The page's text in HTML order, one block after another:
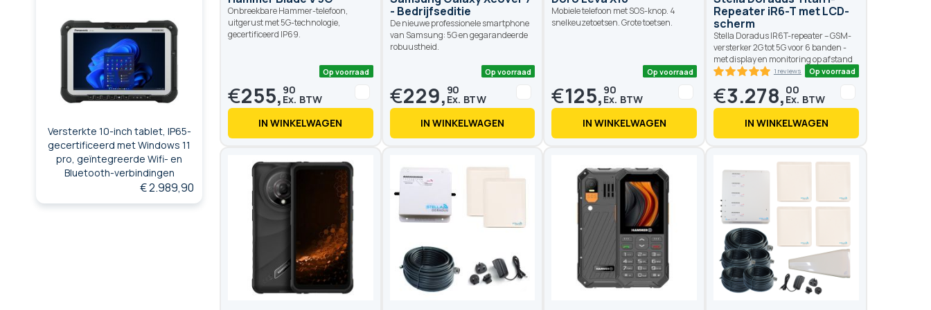
Onbreekbare Hammer-telefoon,
uitgerust met 5G-technologie,
gecertificeerd IP69.
€255, 90
IN WINKELWAGEN
- Bedrijfseditie
De nieuwe professionele smartphone
van Samsung: 5G en gegarandeerde
robuustheid.
€229, 90
IN WINKELWAGEN
Mobiele telefoon met SOS-knop. 4
snelkeuzetoetsen. Grote toetsen.
€125, 90
IN WINKELWAGEN
Repeater iR6-T met LCD-
scherm
Stella Doradus IR6T-repeater – GSM-
versterker 2G tot 5G voor 6 banden -
met display en monitoring op afstand
€3.278, 00
IN WINKELWAGEN
Versterkte 10-inch tablet, IP65-
gecertificeerd met Windows 11
pro, geïntegreerde Wifi- en
Bluetooth-verbindingen
€ 2.989,90